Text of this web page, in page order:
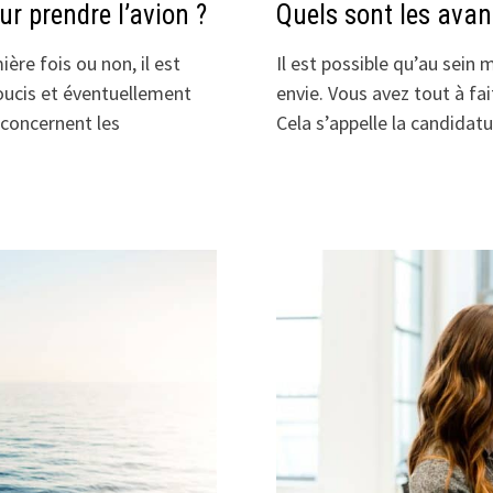
prendre l’avion ?
fois ou non, il est
et éventuellement
les
Quels sont les
Il est possible qu’au sein
envie. Vous avez tout à
Cela s’appelle la